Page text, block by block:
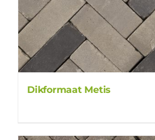
Dikformaat Metis